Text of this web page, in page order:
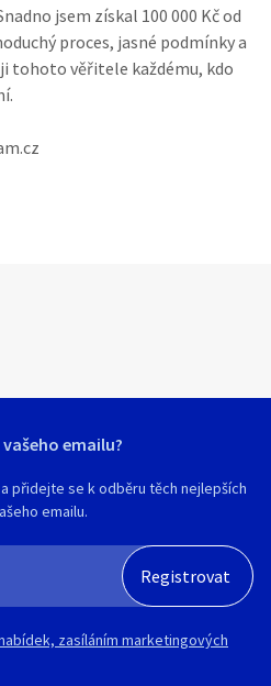
jsem získal 100 000 Kč od
proces, jasné podmínky a
tohoto věřitele každému, kdo
emailu?
přidejte se k odběru těch nejlepších
emailu.
zasíláním marketingových